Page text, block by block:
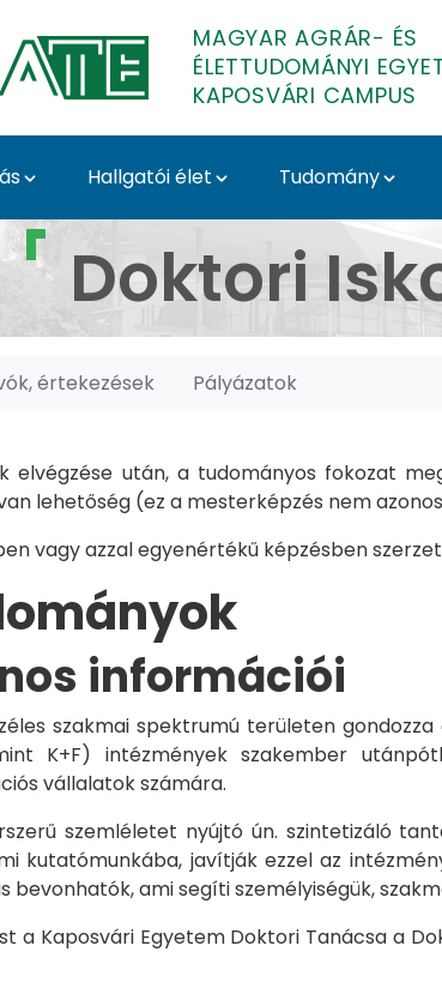
MAGYAR AGRÁR- ÉS
ÉLETTUDOMÁNYI
KAPOSVÁRI CAMPUS
Hallgatói élet Tudomány
Campus
Doktori
értekezések Pályázatok
után, a tudományos fokozat
lehetőség (ez a mesterképzés nem
vagy azzal egyenértékű képzésben
információi
szakmai spektrumú területen
K+F) intézmények szakember
vállalatok számára.
szemléletet nyújtó ún. szintetizáló
kutatómunkába, javítják ezzel az
bevonhatók, ami segíti személyiségük,
a Kaposvári Egyetem Doktori Tanácsa a